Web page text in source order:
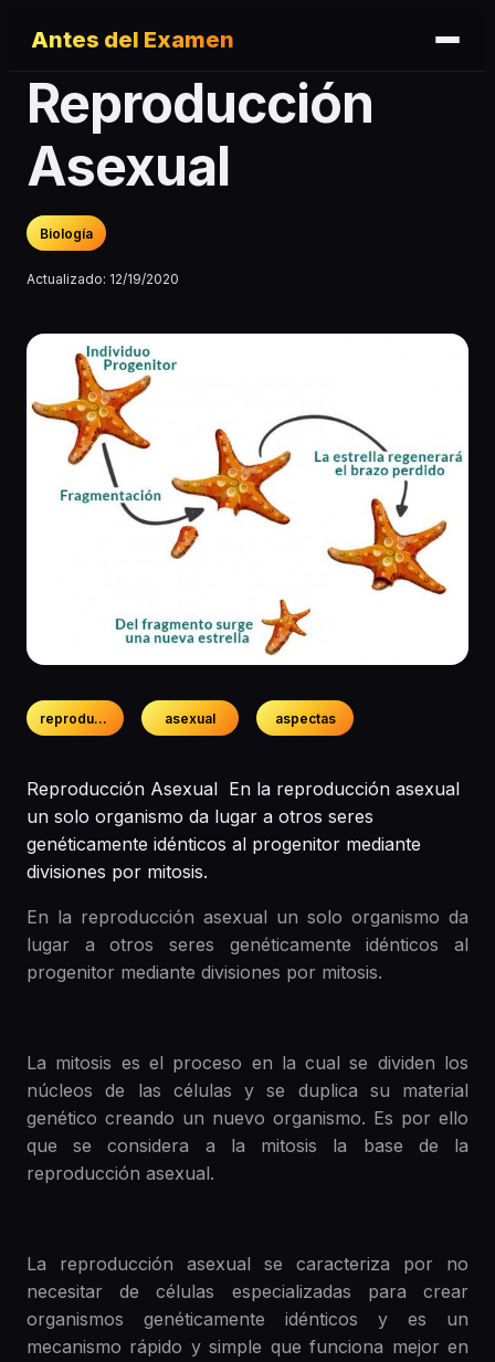
Antes del Examen
Reproducción
Asexual
Biología
Actualizado: 12/19/2020
reproduccion asexual aspectas
Reproducción Asexual En la reproducción asexual
un solo organismo da lugar a otros seres
genéticamente idénticos al progenitor mediante
divisiones por mitosis.
En la reproducción asexual un solo organismo da
lugar a otros seres genéticamente idénticos al
progenitor mediante divisiones por mitosis.
La mitosis es el proceso en la cual se dividen los
núcleos de las células y se duplica su material
genético creando un nuevo organismo. Es por ello
que se considera a la mitosis la base de la
reproducción asexual.
La reproducción asexual se caracteriza por no
necesitar de células especializadas para crear
organismos genéticamente idénticos y es un
mecanismo rápido y simple que funciona mejor en